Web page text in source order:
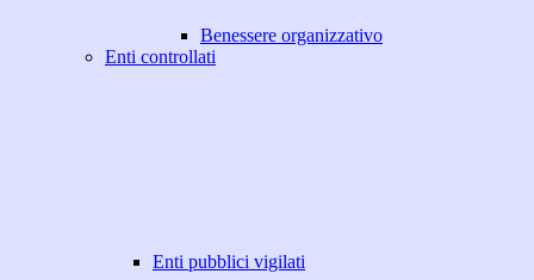
Benessere organizzativo
Enti controllati
Enti pubblici vigilati